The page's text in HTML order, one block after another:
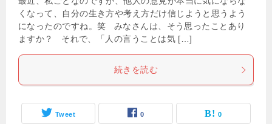
くなって、自分の生き方や考え方だけ信じようと思うよう
になったのですね。笑 みなさんは、そう思ったことあり
ますか？ それで、「人の言うことは気 […]
続きを読む
Tweet 0 0